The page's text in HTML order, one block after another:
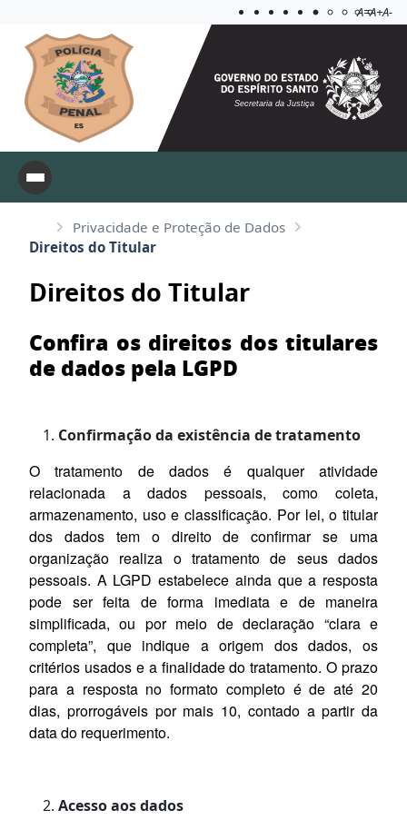
Aplicar
A=A+A-
Secretaria da Justiça
Privacidade e Proteção de Dados
Direitos do Titular
Direitos do Titular
Confira os direitos dos titulares
de dados pela LGPD
Confirmação da existência de tratamento
O tratamento de dados é qualquer atividade
relacionada a dados pessoais, como coleta,
armazenamento, uso e classificação. Por lei, o titular
dos dados tem o direito de confirmar se uma
organização realiza o tratamento de seus dados
pessoais. A LGPD estabelece ainda que a resposta
pode ser feita de forma imediata e de maneira
simplificada, ou por meio de declaração “clara e
completa”, que indique a origem dos dados, os
critérios usados e a finalidade do tratamento. O prazo
para a resposta no formato completo é de até 20
dias, prorrogáveis por mais 10, contado a partir da
data do requerimento.
Acesso aos dados